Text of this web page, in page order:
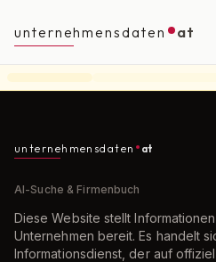
unternehmensdaten at
unternehmensdaten at
AI-Suche & Firmenbuch
Diese Website stellt
Unternehmen bereit. Es handelt
Informationsdienst, der auf